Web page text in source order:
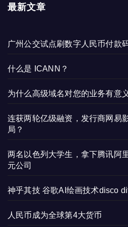
最新文章
广州公交试点刷数字人民币付款
什么是 ICANN？
为什么高级域名对您的业务有意义
连获两轮亿级融资，发行商网易
局？
两名以色列大学生，拿下腾讯阿
元公司
神乎其技 谷歌AI绘画技术disco
人民币成为全球第4大货币